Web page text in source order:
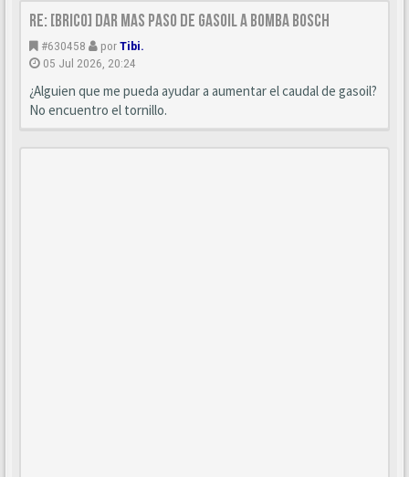
Re: [BRICO] Dar mas paso de gasoil a bomba BOSCH
#630458 porTibi.
05 Jul 2026, 20:24
¿Alguien que me pueda ayudar a aumentar el caudal de gasoil?
No encuentro el tornillo.